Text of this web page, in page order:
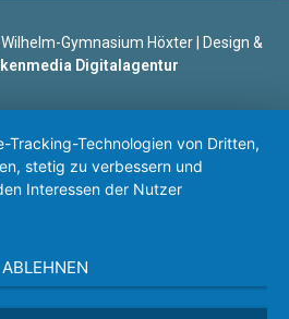
Gymnasium Höxter | Design &
kenmedia Digitalagentur
Tracking-Technologien von Dritten,
stetig zu verbessern und
Interessen der Nutzer
ABLEHNEN